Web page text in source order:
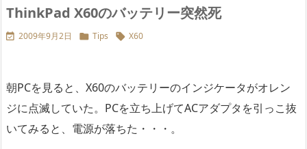
ThinkPad X60のバッテリー突然死
 2009年9月2日  Tips  X60
朝PCを見ると、X60のバッテリーのインジケータがオレン
ジに点滅していた。PCを立ち上げてACアダプタを引っこ抜
いてみると、電源が落ちた・・・。